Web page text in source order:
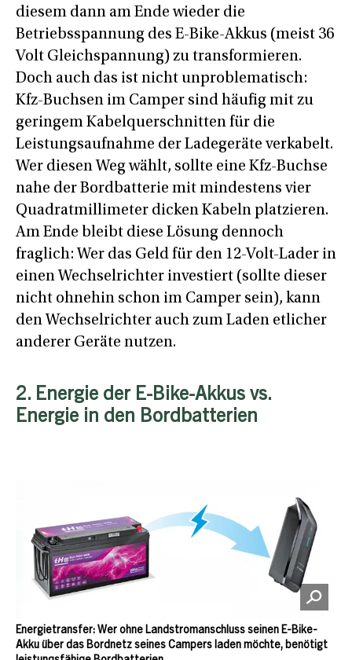
diesem dann am Ende wieder die
Betriebsspannung des E-Bike-Akkus (meist 36
Volt Gleichspannung) zu transformieren.
Doch auch das ist nicht unproblematisch:
Kfz-Buchsen im Camper sind häufig mit zu
geringem Kabelquerschnitten für die
Leistungsaufnahme der Ladegeräte verkabelt.
Wer diesen Weg wählt, sollte eine Kfz-Buchse
nahe der Bordbatterie mit mindestens vier
Quadratmillimeter dicken Kabeln platzieren.
Am Ende bleibt diese Lösung dennoch
fraglich: Wer das Geld für den 12-Volt-Lader in
einen Wechselrichter investiert (sollte dieser
nicht ohnehin schon im Camper sein), kann
den Wechselrichter auch zum Laden etlicher
anderer Geräte nutzen.
2. Energie der E-Bike-Akkus vs.
Energie in den Bordbatterien
Energietransfer: Wer ohne Landstromanschluss seinen E-Bike-
Akku über das Bordnetz seines Campers laden möchte, benötigt